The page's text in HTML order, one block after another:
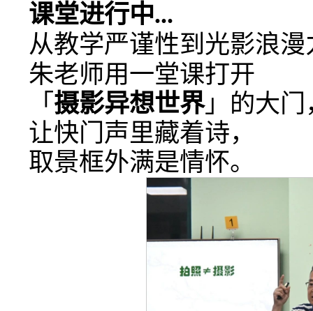
课堂进行中...
从教学严谨性到光影浪漫
朱老师用一堂课打开
「 摄影异想世界」的大门
让快门声里藏着诗，
取景框外满是情怀。